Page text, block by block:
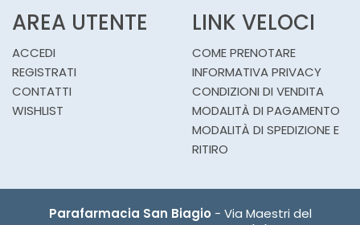
AREA UTENTE
ACCEDI
REGISTRATI
CONTATTI
WISHLIST
LINK VELOCI
COME PRENOTARE
INFORMATIVA PRIVACY
CONDIZIONI DI VENDITA
MODALITÀ DI PAGAMENTO
MODALITÀ DI SPEDIZIONE E
RITIRO
Parafarmacia San Biagio - Via Maestri del